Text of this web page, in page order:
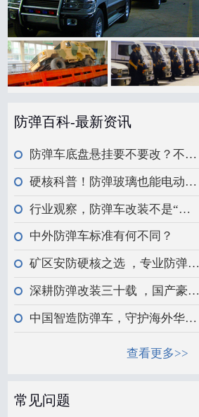
防弹百科-最新资讯
防弹车底盘悬挂要不要改？不能一概而论，安全与操控需平衡
硬核科普！防弹玻璃也能电动升降？安全红线需严守
行业观察，防弹车改装不是“贴铁”那么简单
中外防弹车标准有何不同？
矿区安防硬核之选 ，专业防弹越野车辆
深耕防弹改装三十载 ，国产豪华车型定制升级
中国智造防弹车，守护海外华人非洲之路
查看更多>>
常见问题